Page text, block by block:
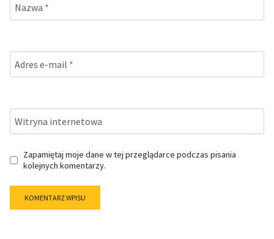
Nazwa *
Adres e-mail *
Witryna internetowa
Zapamiętaj moje dane w tej przeglądarce podczas pisania
kolejnych komentarzy.